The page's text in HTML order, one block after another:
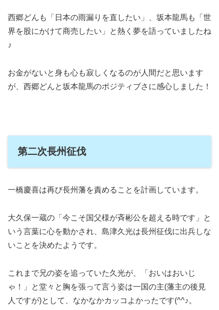
西郷どんも「日本の雨漏りを直したい」、坂本龍馬も「世
界を股にかけて商売したい」と熱く夢を語っていましたね
♪
お金がないと身も心も寂しくなるのが人間だと思います
が、西郷どんと坂本龍馬のポジティブさに感心しました！
第二次長州征伐
一橋慶喜は再び長州藩を責めることを計画しています。
大久保一蔵の「今こそ国父様が斉彬公を超える時です」と
いう言葉に心を動かされ、島津久光は長州征伐に出兵しな
いことを決めたようです。
これまで兄の姿を追っていた久光が、「おいはおいじ
ゃ！」と堂々と胸を張って言う姿は一国の主(藩主の後見
人ですが)として、なかなかカッコよかったです(^^♪。